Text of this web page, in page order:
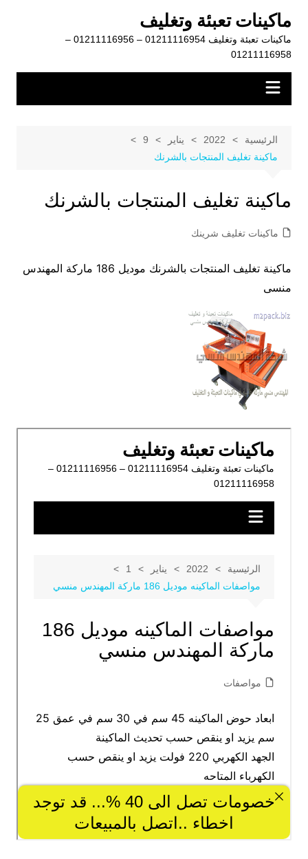
المحتوى
ماكينات تعبئة وتغليف
ماكينات تعبئة وتغليف 01211116954 – 01211116956 –
01211116958
الرئيسية 2022 يناير
9
ماكينة تغليف المنتجات بالشرنك
ماكينة تغليف المنتجات بالشرنك
ماكينات تغليف شرينك
ماكينة تغليف المنتجات بالشرنك موديل 186 ماركة المهندس
منسى